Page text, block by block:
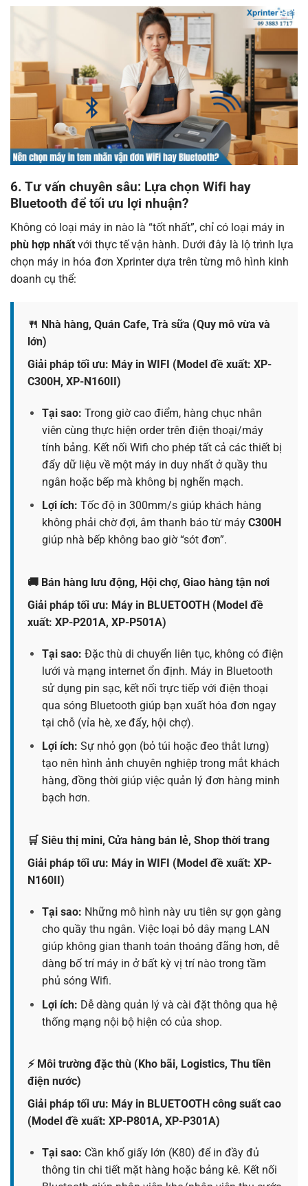
6. Tư vấn chuyên sâu: Lựa chọn Wifi hay
Bluetooth để tối ưu lợi nhuận?
Không có loại máy in nào là “tốt nhất”, chỉ có loại máy in
phù hợp nhất với thực tế vận hành. Dưới đây là lộ trình lựa
chọn máy in hóa đơn Xprinter dựa trên từng mô hình kinh
doanh cụ thể:
🍴 Nhà hàng, Quán Cafe, Trà sữa (Quy mô vừa và
lớn)
Giải pháp tối ưu: Máy in WIFI (Model đề xuất: XP-
C300H, XP-N160II)
Tại sao: Trong giờ cao điểm, hàng chục nhân
viên cùng thực hiện order trên điện thoại/máy
tính bảng. Kết nối Wifi cho phép tất cả các thiết bị
đẩy dữ liệu về một máy in duy nhất ở quầy thu
ngân hoặc bếp mà không bị nghẽn mạch.
Lợi ích: Tốc độ in 300mm/s giúp khách hàng
không phải chờ đợi, âm thanh báo từ máy C300H
giúp nhà bếp không bao giờ “sót đơn”.
🚚 Bán hàng lưu động, Hội chợ, Giao hàng tận nơi
Giải pháp tối ưu: Máy in BLUETOOTH (Model đề
xuất: XP-P201A, XP-P501A)
Tại sao: Đặc thù di chuyển liên tục, không có điện
lưới và mạng internet ổn định. Máy in Bluetooth
sử dụng pin sạc, kết nối trực tiếp với điện thoại
qua sóng Bluetooth giúp bạn xuất hóa đơn ngay
tại chỗ (vỉa hè, xe đẩy, hội chợ).
Lợi ích: Sự nhỏ gọn (bỏ túi hoặc đeo thắt lưng)
tạo nên hình ảnh chuyên nghiệp trong mắt khách
hàng, đồng thời giúp việc quản lý đơn hàng minh
bạch hơn.
🛒 Siêu thị mini, Cửa hàng bán lẻ, Shop thời trang
Giải pháp tối ưu: Máy in WIFI (Model đề xuất: XP-
N160II)
Tại sao: Những mô hình này ưu tiên sự gọn gàng
cho quầy thu ngân. Việc loại bỏ dây mạng LAN
giúp không gian thanh toán thoáng đãng hơn, dễ
dàng bố trí máy in ở bất kỳ vị trí nào trong tầm
phủ sóng Wifi.
Lợi ích: Dễ dàng quản lý và cài đặt thông qua hệ
thống mạng nội bộ hiện có của shop.
⚡ Môi trường đặc thù (Kho bãi, Logistics, Thu tiền
điện nước)
Giải pháp tối ưu: Máy in BLUETOOTH công suất cao
(Model đề xuất: XP-P801A, XP-P301A)
Tại sao: Cần khổ giấy lớn (K80) để in đầy đủ
thông tin chi tiết mặt hàng hoặc bảng kê. Kết nối